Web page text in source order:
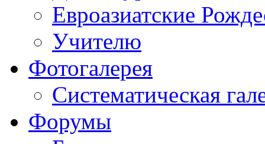
Евроазиатские
Учителю
Фотогалерея
Систематическая
Форумы